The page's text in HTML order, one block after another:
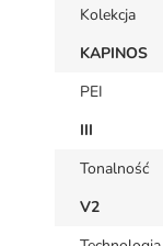
Kolekcja
KAPINOS
PEI
III
Tonalność
V2